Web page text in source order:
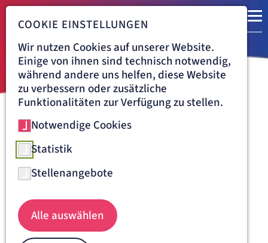
Navigationspfad
ST. JOSEFSKRANKENHAUS FREIBURG
VERANSTALTUNGEN
Informationsabend für
werdende Eltern
Dienstag, 01.12.2026, 17:30 Uhr
Unsere Klinik für Geburtshilfe und Perinatologie ist
persönlich für Sie da!
COOKIE EINSTELLUNGEN
Wir nutzen Cookies auf unserer Website.
Einige von ihnen sind technisch notwendig,
während andere uns helfen, diese Website
zu verbessern oder zusätzliche
Funktionalitäten zur Verfügung zu stellen.
Notwendige Cookies
Statistik
Stellenangebote
Alle auswählen